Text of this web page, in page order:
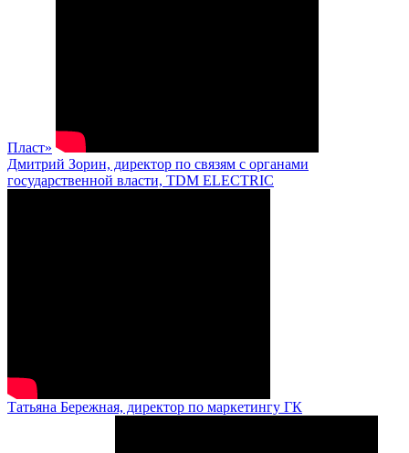
Пласт»
Дмитрий Зорин, директор по связям с органами
государственной власти, TDM ELECTRIC
Татьяна Бережная, директор по маркетингу ГК